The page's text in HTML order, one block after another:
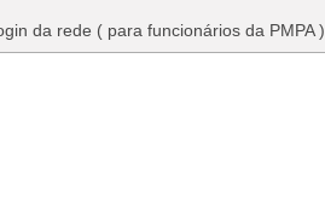
da rede ( para funcionários da PMPA ).